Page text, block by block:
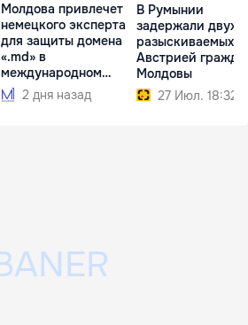
Молдова привлечет
немецкого эксперта
для защиты домена
«.md» в
международном
споре2 дня назад
В Румынии
задержали двух
разыскиваемых
Австрией
Молдовы
27 Июл. 18:32